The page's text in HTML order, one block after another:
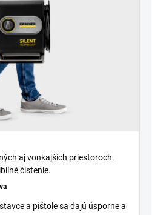
aj vonkajších priestoroch.
čistenie.
a pištole sa dajú úsporne a